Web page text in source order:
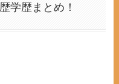
学歴まとめ！